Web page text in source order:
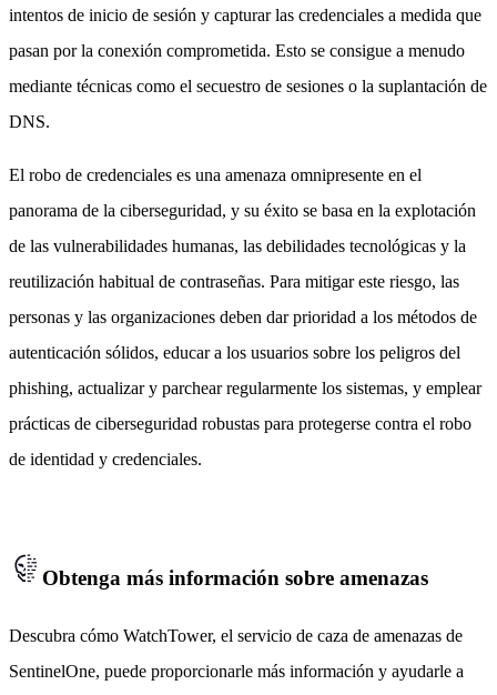
intentos de inicio de sesión y capturar las credenciales a medida que
pasan por la conexión comprometida. Esto se consigue a menudo
mediante técnicas como el secuestro de sesiones o la suplantación de
DNS.
El robo de credenciales es una amenaza omnipresente en el
panorama de la ciberseguridad, y su éxito se basa en la explotación
de las vulnerabilidades humanas, las debilidades tecnológicas y la
reutilización habitual de contraseñas. Para mitigar este riesgo, las
personas y las organizaciones deben dar prioridad a los métodos de
autenticación sólidos, educar a los usuarios sobre los peligros del
phishing, actualizar y parchear regularmente los sistemas, y emplear
prácticas de ciberseguridad robustas para protegerse contra el robo
de identidad y credenciales.
Obtenga más información sobre amenazas
Descubra cómo WatchTower, el servicio de caza de amenazas de
SentinelOne, puede proporcionarle más información y ayudarle a